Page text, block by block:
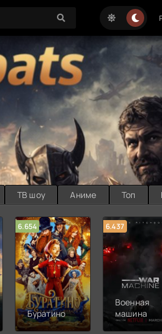
ТВ шоу Аниме Топ
6.654
Буратино
6.437
Военная
машина